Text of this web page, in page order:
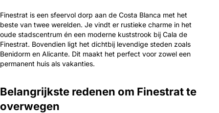
Finestrat is een sfeervol dorp aan de Costa Blanca met het
beste van twee werelden. Je vindt er rustieke charme in het
oude stadscentrum én een moderne kuststrook bij Cala de
Finestrat. Bovendien ligt het dichtbij levendige steden zoals
Benidorm en Alicante. Dit maakt het perfect voor zowel een
permanent huis als vakanties.
Belangrijkste redenen om Finestrat te
overwegen